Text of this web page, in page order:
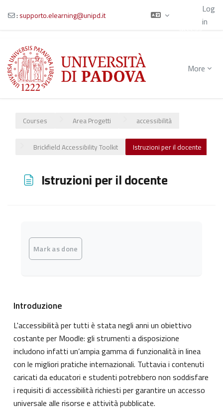
Skip to main content
: supporto.elearning@unipd.it
Log
in
More
Courses Area Progetti accessibilità
Brickfield Accessibility Toolkit Istruzioni per il docente
Istruzioni per il docente
Completion requirements
Mark as done
Introduzione
L'accessibilità per tutti è stata negli anni un obiettivo
costante per Moodle: gli strumenti a disposizione
includono infatti un’ampia gamma di funzionalità in linea
con le migliori pratiche internazionali. Tuttavia i contenuti
caricati da educatori e studenti potrebbero non soddisfare
i requisiti di accessibilità richiesti per garantire un accesso
universale alle risorse e attività pubblicate.